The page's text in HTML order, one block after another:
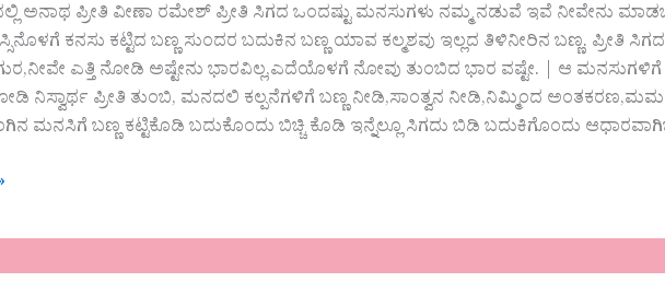
ಅನಾಥ ಪ್ರೀತಿ ವೀಣಾ ರಮೇಶ್ ಪ್ರೀತಿ ಸಿಗದ ಒಂದಷ್ಟು ಮನಸುಗಳು ನಮ್ಮ ನಡುವೆ ಇವೆ ನೀವೇನು
ಕನಸು ಕಟ್ಟಿದ ಬಣ್ಣ ಸುಂದರ ಬದುಕಿನ ಬಣ್ಣ ಯಾವ ಕಲ್ಮಶವು ಇಲ್ಲದ ತಿಳಿನೀರಿನ ಬಣ್ಣ. ಪ್ರೀತಿ
ಎತ್ತಿ ನೋಡಿ ಅಷ್ಟೇನು ಭಾರವಿಲ್ಲ,ಎದೆಯೊಳಗೆ ನೋವು ತುಂಬಿದ ಭಾರ ವಷ್ಟೇ. | ಆ ಮನಸುಗಳಿಗೆ
ನಿಸ್ವಾರ್ಥ ಪ್ರೀತಿ ತುಂಬಿ, ಮನದಲಿ ಕಲ್ಪನೆಗಳಿಗೆ ಬಣ್ಣ ನೀಡಿ,ಸಾಂತ್ವನ ನೀಡಿ,ನಿಮ್ಮಿಂದ
ಮನಸಿಗೆ ಬಣ್ಣ ಕಟ್ಟಿಕೊಡಿ ಬದುಕೊಂದು ಬಿಚ್ಚಿ ಕೊಡಿ ಇನ್ನೆಲ್ಲೂ ಸಿಗದು ಬಿಡಿ ಬದುಕಿಗೊಂದು